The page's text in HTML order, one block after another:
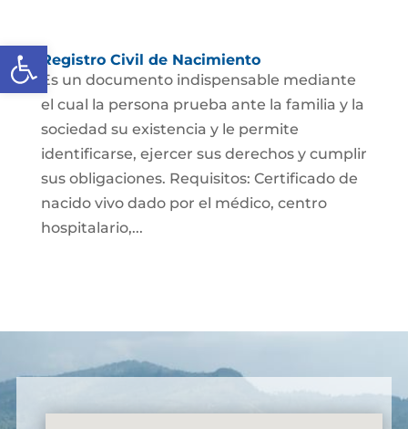
Abrir barra de herramientas
Registro Civil de Nacimiento
Es un documento indispensable mediante
el cual la persona prueba ante la familia y la
sociedad su existencia y le permite
identificarse, ejercer sus derechos y cumplir
sus obligaciones. Requisitos: Certificado de
nacido vivo dado por el médico, centro
hospitalario,...